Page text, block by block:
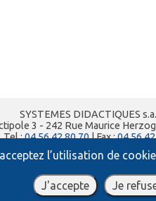
l’utilisation de
J'accepte Je
SYSTEMES DIDACTIQUES
3 - 242 Rue Maurice
Tel :04 56 42 80 70| Fax :04 56
xavier.granjon@systemes-
systemes-didactiques.fr